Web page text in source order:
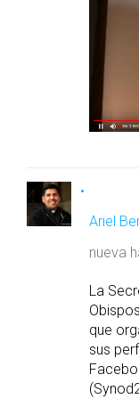
Ariel
nueva
La
que
sus